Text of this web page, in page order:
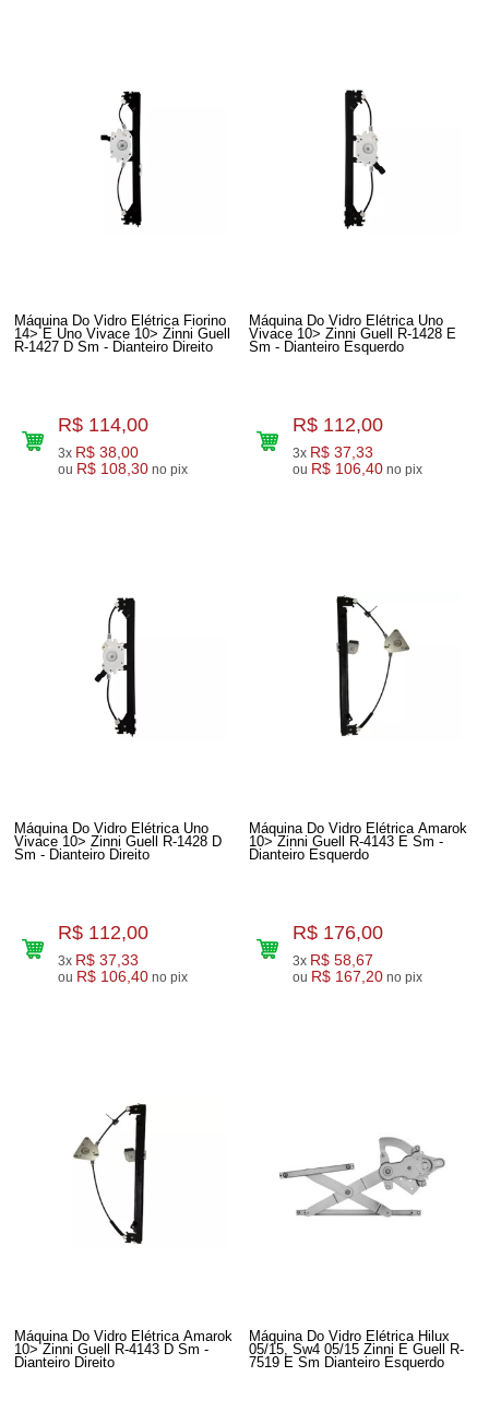
Máquina Do Vidro Elétrica Fiorino
14> E Uno Vivace 10> Zinni Guell
R-1427 D Sm - Dianteiro Direito
R$ 114,00
3x R$ 38,00
ou R$ 108,30 no pix
Máquina Do Vidro Elétrica Uno
Vivace 10> Zinni Guell R-1428 E
Sm - Dianteiro Esquerdo
R$ 112,00
3x R$ 37,33
ou R$ 106,40 no pix
Máquina Do Vidro Elétrica Uno
Vivace 10> Zinni Guell R-1428 D
Sm - Dianteiro Direito
R$ 112,00
3x R$ 37,33
ou R$ 106,40 no pix
Máquina Do Vidro Elétrica Amarok
10> Zinni Guell R-4143 E Sm -
Dianteiro Esquerdo
R$ 176,00
3x R$ 58,67
ou R$ 167,20 no pix
Máquina Do Vidro Elétrica Amarok
10> Zinni Guell R-4143 D Sm -
Dianteiro Direito
Máquina Do Vidro Elétrica Hilux
05/15, Sw4 05/15 Zinni E Guell R-
7519 E Sm Dianteiro Esquerdo